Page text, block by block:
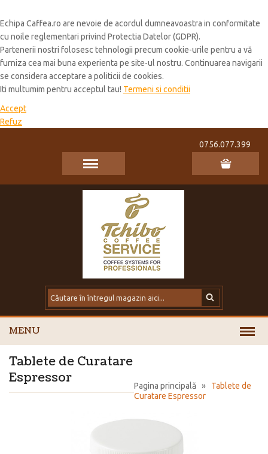
Echipa Caffea.ro are nevoie de acordul dumneavoastra in conformitate
cu noile reglementari privind Protectia Datelor (GDPR).
Partenerii nostri folosesc tehnologii precum cookie-urile pentru a vă
furniza cea mai buna experienta pe site-ul nostru. Continuarea navigarii
se considera acceptare a politicii de cookies.
Iti multumim pentru acceptul tau! Termeni si conditii
Accept
Refuz
0756.077.399
MENU
Pagina principală » Tablete de
Curatare Espressor
Tablete de Curatare
Espressor